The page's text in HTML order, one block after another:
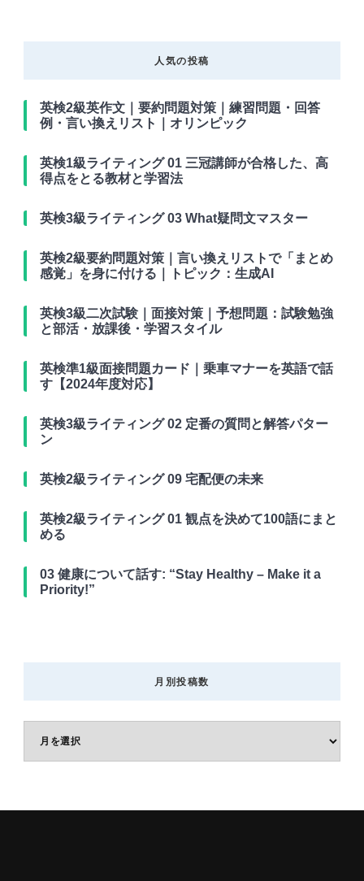
人気の投稿
英検2級英作文｜要約問題対策｜練習問題・回答
例・言い換えリスト｜オリンピック
英検1級ライティング 01 三冠講師が合格した、高
得点をとる教材と学習法
英検3級ライティング 03 What疑問文マスター
英検2級要約問題対策｜言い換えリストで「まとめ
感覚」を身に付ける｜トピック：生成AI
英検3級二次試験｜面接対策｜予想問題：試験勉強
と部活・放課後・学習スタイル
英検準1級面接問題カード｜乗車マナーを英語で話
す【2024年度対応】
英検3級ライティング 02 定番の質問と解答パター
ン
英検2級ライティング 09 宅配便の未来
英検2級ライティング 01 観点を決めて100語にまと
める
03 健康について話す: “Stay Healthy – Make it a
Priority!”
月別投稿数
数